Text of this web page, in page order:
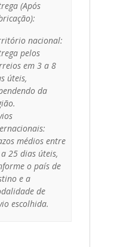
(Após
nacional:
pelos
em 3 a 8
úteis,
da
médios entre
25 dias úteis,
o país de
e a
de
escolhida.